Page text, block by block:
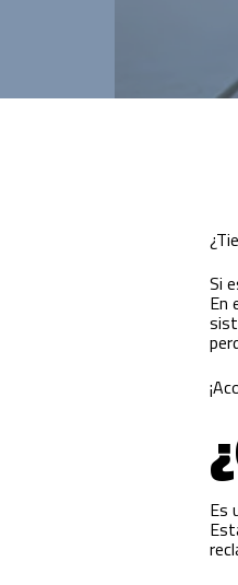
Innovación para
Si
En
Es